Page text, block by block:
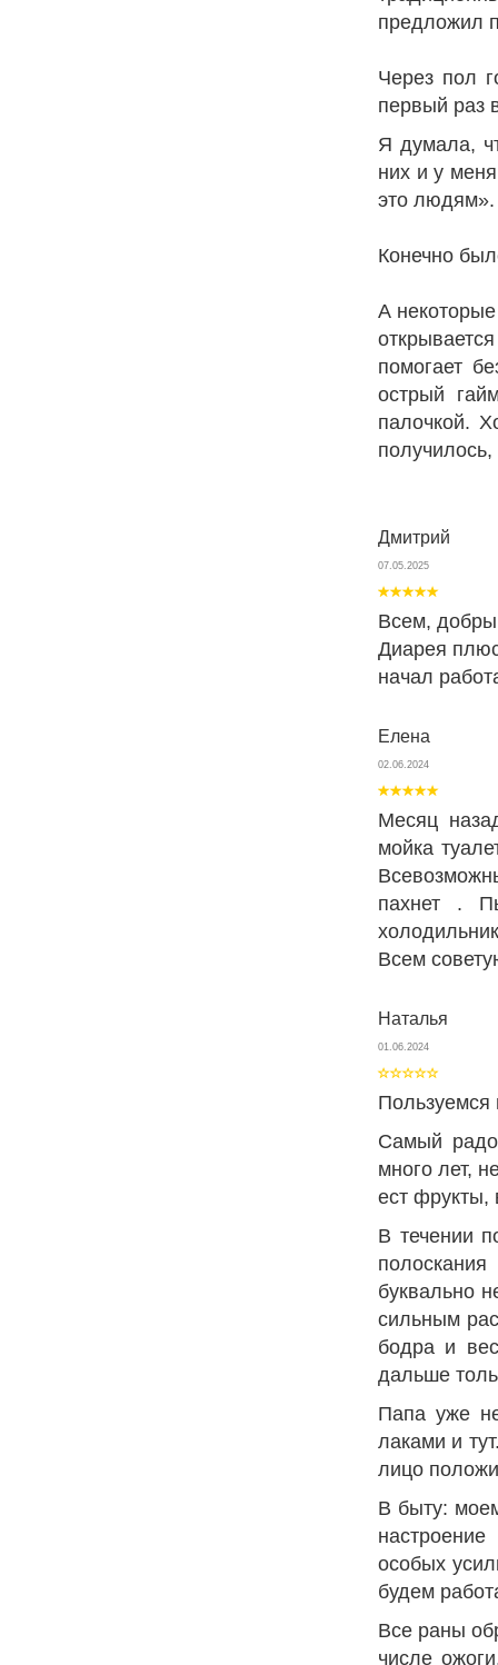
предложил
Через пол
первый раз
Я думала,
них и у
это людям».
Конечно
А
помогает
острый
палочкой.
Дмитрий
07.05.2025
Всем,
Диарея
начал
Елена
02.06.2024
Месяц
мойка
пахнет .
Всем
Наталья
01.06.2024
Пользуемся
Самый
много лет,
ест фрукты,
В течении
буквально
сильным
бодра и
дальше
Папа уже
лаками и
лицо
В быту:
особых
будем
Все раны
числе